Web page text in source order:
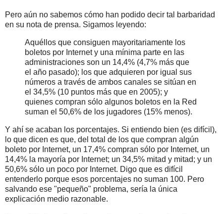
Pero aún no sabemos cómo han podido decir tal barbaridad
en su nota de prensa. Sigamos leyendo:
Aquéllos que consiguen mayoritariamente los
boletos por Internet y una mínima parte en las
administraciones son un 14,4% (4,7% más que
el año pasado); los que adquieren por igual sus
números a través de ambos canales se sitúan en
el 34,5% (10 puntos más que en 2005); y
quienes compran sólo algunos boletos en la Red
suman el 50,6% de los jugadores (15% menos).
Y ahí se acaban los porcentajes. Si entiendo bien (es difícil),
lo que dicen es que, del total de los que compran algún
boleto por Internet, un 17,4% compran sólo por Internet, un
14,4% la mayoría por Internet; un 34,5% mitad y mitad; y un
50,6% sólo un poco por Internet. Digo que es difícil
entenderlo porque esos porcentajes no suman 100. Pero
salvando ese "pequeño" problema, sería la única
explicación medio razonable.